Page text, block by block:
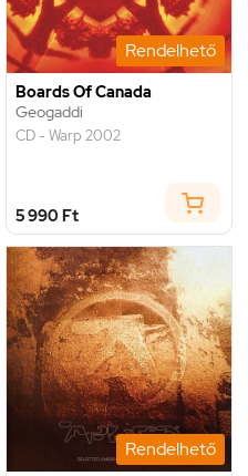
Rendelhető
Boards Of Canada
Geogaddi
CD - Warp 2002
5 990 Ft
Rendelhető